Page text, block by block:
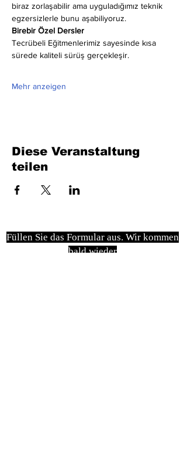
biraz zorlaşabilir ama uyguladığımız teknik
egzersizlerle bunu aşabiliyoruz.
Birebir Özel Dersler
Tecrübeli Eğitmenlerimiz sayesinde kısa
sürede kaliteli sürüş gerçekleşir.
Mehr anzeigen
Diese Veranstaltung
teilen
Füllen Sie das Formular aus. Wir kommen
bald wieder